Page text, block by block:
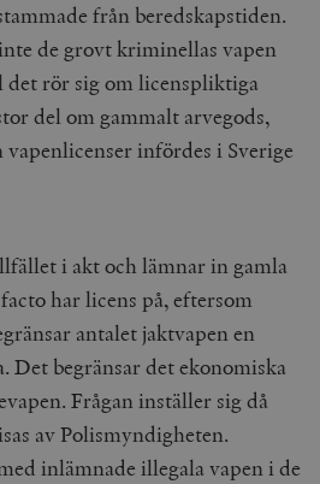
från beredskapstiden.
de grovt kriminellas vapen
det rör sig om licenspliktiga
del om gammalt arvegods,
infördes i Sverige
i akt och lämnar in gamla
har licens på, eftersom
antalet jaktvapen en
Det begränsar det ekonomiska
Frågan inställer sig då
av Polismyndigheten.
inlämnade illegala vapen i de